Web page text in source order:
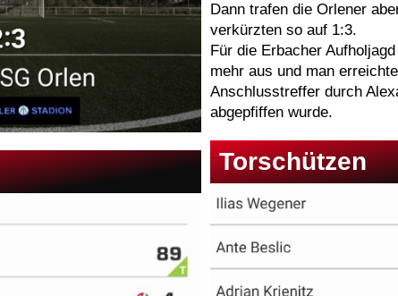
Dann trafen die Orlener
verkürzten so auf 1:3.
Für die Erbacher
mehr aus und man
Anschlusstreffer durch
abgepfiffen wurde.
Torschützen